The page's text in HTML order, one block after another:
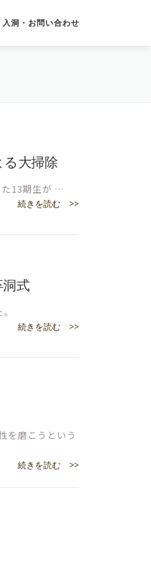
入洞・お問い合わせ
大掃除
た13期生が …
続きを読む >>
式
続きを読む >>
を磨こうという
続きを読む >>